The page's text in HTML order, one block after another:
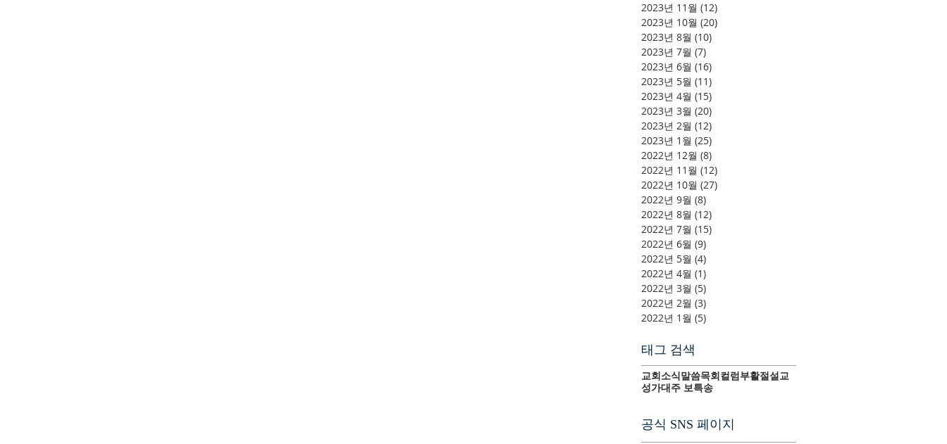
2023년 11월 (12)
2023년 10월 (20)
2023년 8월 (10)
2023년 7월 (7)
2023년 6월 (16)
2023년 5월 (11)
2023년 4월 (15)
2023년 3월 (20)
2023년 2월 (12)
2023년 1월 (25)
2022년 12월 (8)
2022년 11월 (12)
2022년 10월 (27)
2022년 9월 (8)
2022년 8월 (12)
2022년 7월 (15)
2022년 6월 (9)
2022년 5월 (4)
2022년 4월 (1)
2022년 3월 (5)
2022년 2월 (3)
2022년 1월 (5)
태그 검색
교회소식말씀목회컬럼 부활절설교
성가대 주 보특송
공식 SNS 페이지